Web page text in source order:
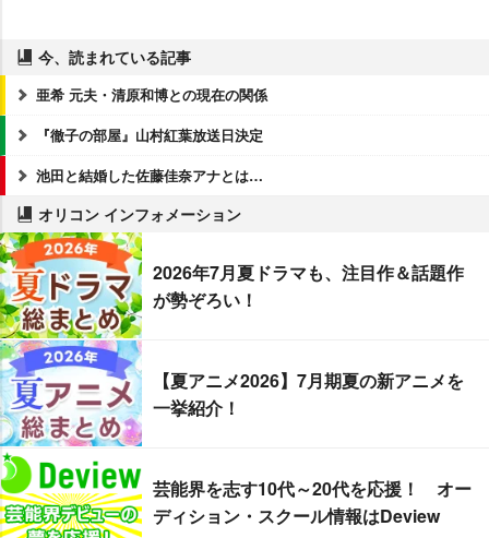
今、読まれている記事
亜希 元夫・清原和博との現在の関係
『徹子の部屋』山村紅葉放送日決定
池田と結婚した佐藤佳奈アナとは…
オリコン インフォメーション
2026年7月夏ドラマも、注目作＆話題作
が勢ぞろい！
【夏アニメ2026】7月期夏の新アニメを
一挙紹介！
芸能界を志す10代～20代を応援！ オー
ディション・スクール情報はDeview